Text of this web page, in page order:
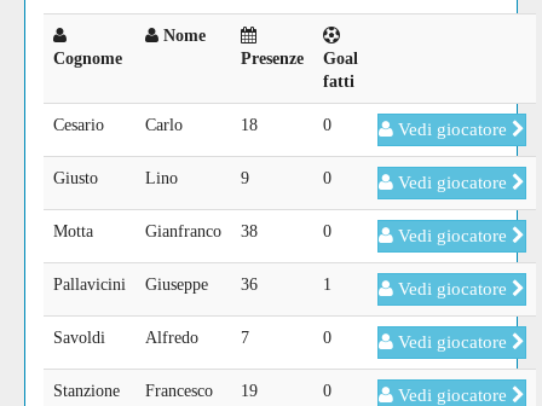
Cognome
Nome
Presenze
Goal
fatti
Cesario Carlo 18 0 Vedi giocatore
Giusto Lino 9 0 Vedi giocatore
Motta Gianfranco 38 0 Vedi giocatore
Pallavicini Giuseppe 36 1 Vedi giocatore
Savoldi Alfredo 7 0 Vedi giocatore
Stanzione Francesco 19 0 Vedi giocatore